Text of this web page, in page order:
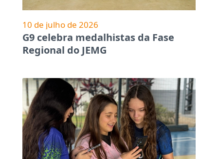
10 de julho de 2026
G9 celebra medalhistas da Fase
Regional do JEMG